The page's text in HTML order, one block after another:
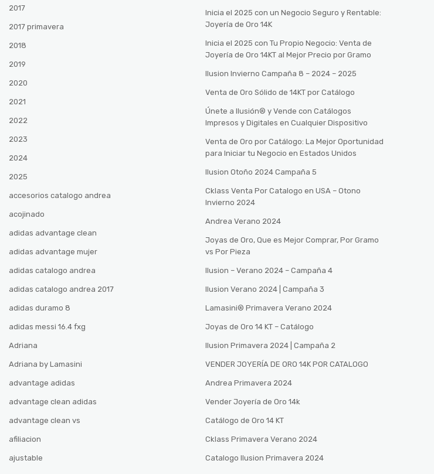
2017
2017 primavera
2018
2019
2020
2021
2022
2023
2024
2025
accesorios catalogo andrea
acojinado
adidas advantage clean
adidas advantage mujer
adidas catalogo andrea
adidas catalogo andrea 2017
adidas duramo 8
adidas messi 16.4 fxg
Adriana
Adriana by Lamasini
advantage adidas
advantage clean adidas
advantage clean vs
afiliacion
ajustable
Inicia el 2025 con un Negocio Seguro y Rentable:
Joyería de Oro 14K
Inicia el 2025 con Tu Propio Negocio: Venta de
Joyería de Oro 14KT al Mejor Precio por Gramo
Ilusion Invierno Campaña 8 – 2024 – 2025
Venta de Oro Sólido de 14KT por Catálogo
Únete a Ilusión® y Vende con Catálogos
Impresos y Digitales en Cualquier Dispositivo
Venta de Oro por Catálogo: La Mejor Oportunidad
para Iniciar tu Negocio en Estados Unidos
Ilusion Otoño 2024 Campaña 5
Cklass Venta Por Catalogo en USA – Otono
Invierno 2024
Andrea Verano 2024
Joyas de Oro, Que es Mejor Comprar, Por Gramo
vs Por Pieza
Ilusion – Verano 2024 – Campaña 4
Ilusion Verano 2024 | Campaña 3
Lamasini®️ Primavera Verano 2024
Joyas de Oro 14 KT – Catálogo
Ilusion Primavera 2024 | Campaña 2
VENDER JOYERÍA DE ORO 14K POR CATALOGO
Andrea Primavera 2024
Vender Joyería de Oro 14k
Catálogo de Oro 14 KT
Cklass Primavera Verano 2024
Catalogo Ilusion Primavera 2024